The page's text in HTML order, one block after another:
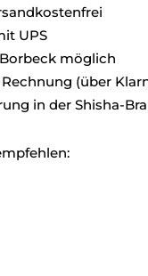
UPS
möglich
(über
in der Shisha-